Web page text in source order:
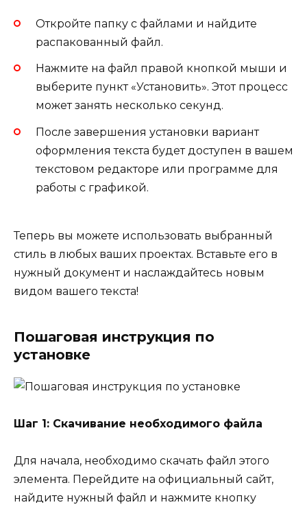
Откройте папку с файлами и найдите
распакованный файл.
Нажмите на файл правой кнопкой мыши и
выберите пункт «Установить». Этот процесс
может занять несколько секунд.
После завершения установки вариант
оформления текста будет доступен в вашем
текстовом редакторе или программе для
работы с графикой.
Теперь вы можете использовать выбранный
стиль в любых ваших проектах. Вставьте его в
нужный документ и наслаждайтесь новым
видом вашего текста!
Пошаговая инструкция по
установке
Шаг 1: Скачивание необходимого файла
Для начала, необходимо скачать файл этого
элемента. Перейдите на официальный сайт,
найдите нужный файл и нажмите кнопку